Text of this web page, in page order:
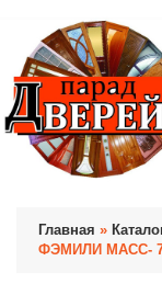
Главная »
ФЭМИЛИ МАСС-